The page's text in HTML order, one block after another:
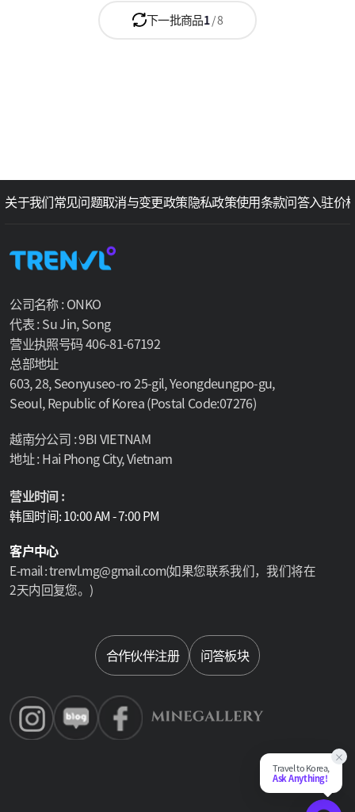
Chat
×
Travel to Korea,
Ask Anything!
下一批商品1/8
关于我们常见问题取消与变更政策隐私政策使用条款问答入驻价
公司名称 : ONKO
代表 : Su Jin, Song
营业执照号码 406-81-67192
总部地址
603, 28, Seonyuseo-ro 25-gil, Yeongdeungpo-gu,
Seoul, Republic of Korea (Postal Code:07276)
越南分公司 : 9BI VIETNAM
地址 : Hai Phong City, Vietnam
营业时间 :
韩国时间: 10:00 AM - 7:00 PM
客户中心
E-mail : trenvl.mg@gmail.com(如果您联系我们，我们将在
2天内回复您。)
合作伙伴注册 问答板块